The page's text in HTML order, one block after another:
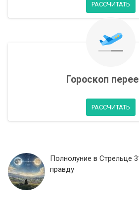
РАССЧИТАТЬ
Гороскоп
РАССЧИТАТЬ
Полнолуние в Стрельце
правду